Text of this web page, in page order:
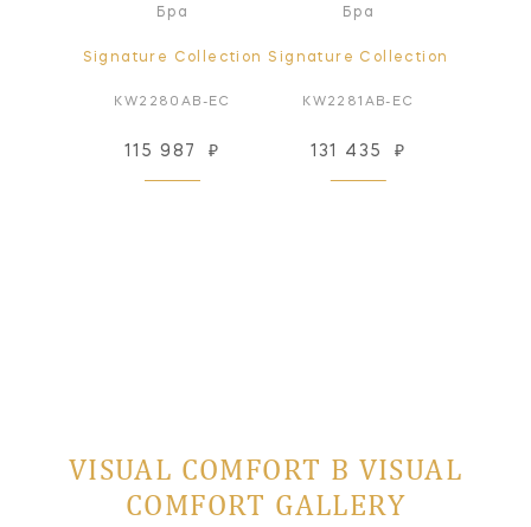
Бра
Signature Collection
KW2280AB-EC
115 987 ₽
Бра
Signature Collection
KW2281AB-EC
131 435 ₽
VISUAL COMFORT В VISUAL
COMFORT GALLERY